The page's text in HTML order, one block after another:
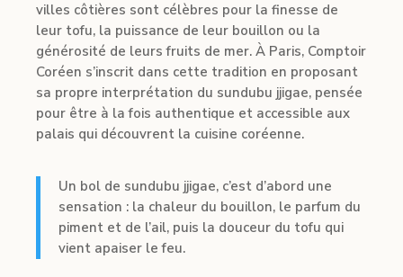
villes côtières sont célèbres pour la finesse de
leur tofu, la puissance de leur bouillon ou la
générosité de leurs fruits de mer. À Paris, Comptoir
Coréen s’inscrit dans cette tradition en proposant
sa propre interprétation du sundubu jjigae, pensée
pour être à la fois authentique et accessible aux
palais qui découvrent la cuisine coréenne.
Un bol de sundubu jjigae, c’est d’abord une
sensation : la chaleur du bouillon, le parfum du
piment et de l’ail, puis la douceur du tofu qui
vient apaiser le feu.